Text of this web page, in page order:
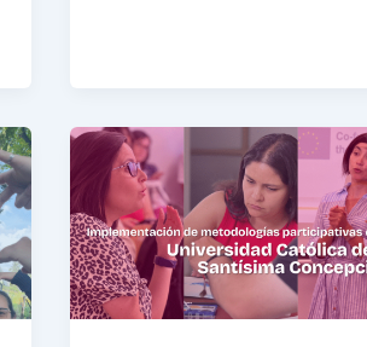
Representantes
chilenos
del
Proyecto
Erasmus
BeGlobal